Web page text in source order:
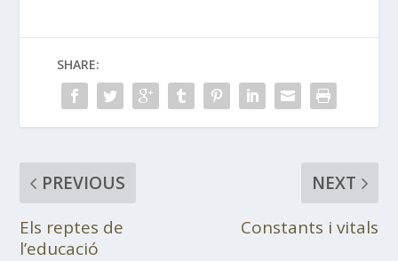
SHARE:
PREVIOUS
Els reptes de
l’educació
NEXT
Constants i vitals